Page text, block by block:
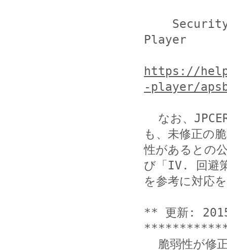
Player
https://
-player/
も、未修正の
性があるとの
び「IV. 回避
を参考に対応
** 更新: 2015